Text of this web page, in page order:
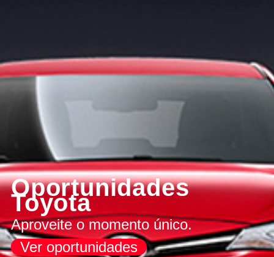
Oportunidades
Toyota
Aproveite o momento único.
Ver oportunidades